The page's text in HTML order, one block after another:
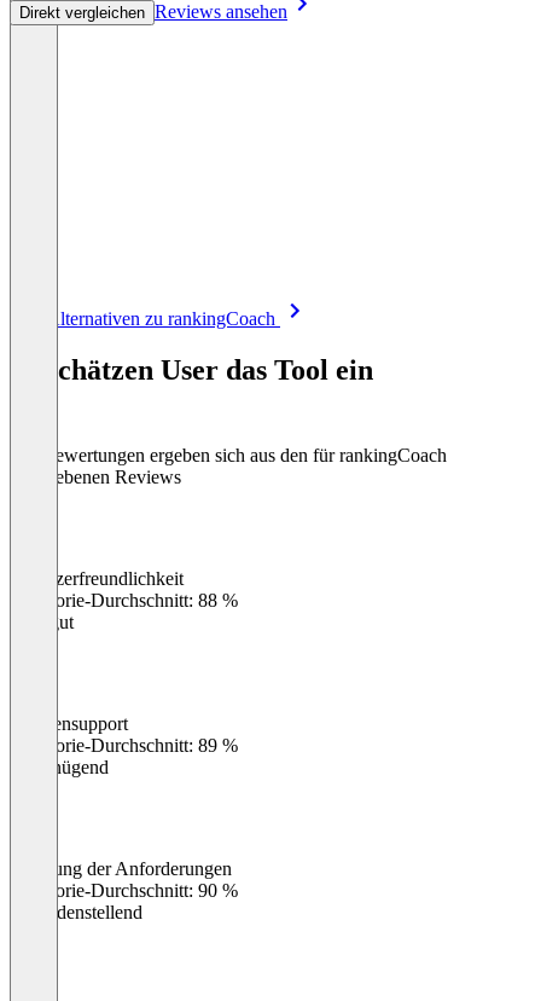
Direkt vergleichen Reviews ansehen
Alle Alternativen zu rankingCoach
So schätzen User das Tool ein
Die Bewertungen ergeben sich aus den für rankingCoach
abgegebenen Reviews
Benutzerfreundlichkeit
Kategorie-Durchschnitt: 88 %
Sehr gut
Kundensupport
Kategorie-Durchschnitt: 89 %
Ungenügend
Erfüllung der Anforderungen
Kategorie-Durchschnitt: 90 %
Zufriedenstellend